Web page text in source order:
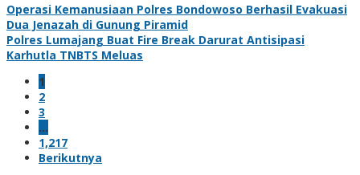
Operasi Kemanusiaan Polres Bondowoso Berhasil Evakuasi
Dua Jenazah di Gunung Piramid
Polres Lumajang Buat Fire Break Darurat Antisipasi
Karhutla TNBTS Meluas
1
2
3
…
1,217
Berikutnya